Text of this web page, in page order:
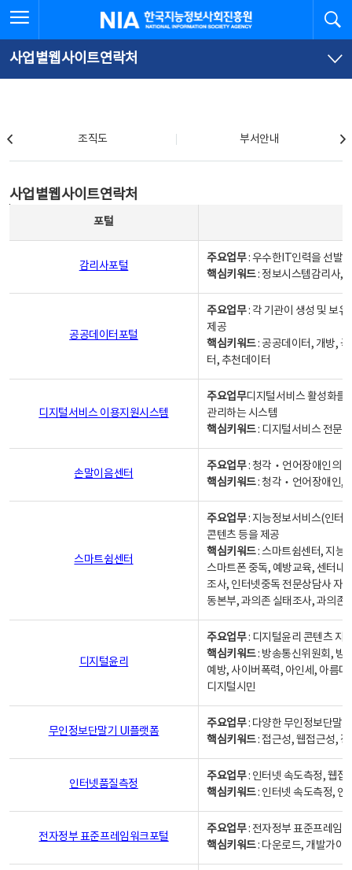
문
로
가
체
뉴
바
가
한국지능정보사회진흥원
사업별웹사이트연락처
조직도 부서안내
사업별웹사이트연락처
포털
감리사포털
주요업무: 우수한IT인력을 선발
핵심키워드: 정보시스템감리사,
공공데이터포털
주요업무: 각 기관이 생성 및 보
제공
핵심키워드: 공공데이터, 개방,
터, 추천데이터
디지털서비스 이용지원시스템
주요업무디지털서비스 활성화를
관리하는 시스템
핵심키워드: 디지털서비스 전문
손말이음센터
주요업무: 청각‧언어장애인의
핵심키워드: 청각‧언어장애인,
스마트쉼센터
주요업무: 지능정보서비스(인터
콘텐츠 등을 제공
핵심키워드: 스마트쉼센터, 지능
스마트폰 중독, 예방교육, 센터내
조사, 인터넷중독 전문상담사 자
동본부, 과의존 실태조사, 과의존
디지털윤리
주요업무: 디지털윤리 콘텐츠 지
핵심키워드: 방송통신위원회, 방
예방, 사이버폭력, 아인세, 아름
디지털시민
무인정보단말기 UI플랫폼
주요업무: 다양한 무인정보단말
핵심키워드: 접근성, 웹접근성,
인터넷품질측정
주요업무: 인터넷 속도측정, 웹접
핵심키워드: 인터넷 속도측정, 인
전자정부 표준프레임워크포털
주요업무: 전자정부 표준프레임
핵심키워드: 다운로드, 개발가이